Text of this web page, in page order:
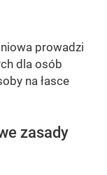
prowadzi
dla osób
na łasce
zasady